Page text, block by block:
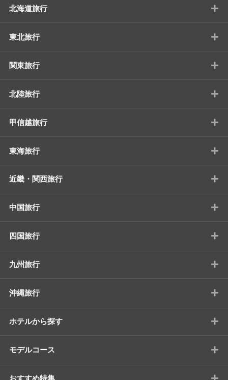
北海道旅行 +
東北旅行 +
関東旅行 +
北陸旅行 +
甲信越旅行 +
東海旅行 +
近畿・関西旅行 +
中国旅行 +
四国旅行 +
九州旅行 +
沖縄旅行 +
ホテルから探す +
モデルコース +
おすすめ特集